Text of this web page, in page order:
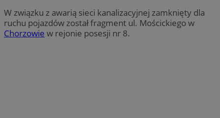
W związku z awarią sieci kanalizacyjnej zamknięty dla
ruchu pojazdów został fragment ul. Mościckiego w
Chorzowie w rejonie posesji nr 8.